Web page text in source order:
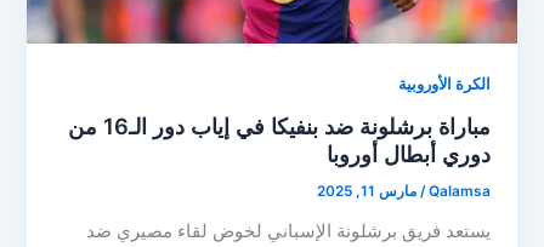
الكرة الأوروبية
مباراة برشلونة ضد بنفيكا في إياب دور الـ16 من
دوري أبطال أوروبا
Qalamsa
/مارس 11, 2025
يستعد فريق برشلونة الإسباني لخوض لقاء مصيري ضد